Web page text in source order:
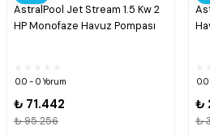
AstralPool Jet Stream 1.5 Kw 2
HP Monofaze Havuz Pompası
0.0 - 0 Yorum
₺ 71.442
₺ 95.256
₺
₺